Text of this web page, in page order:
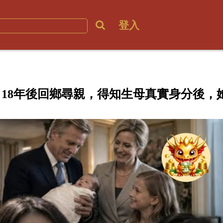
登入
年後回鄉尋親，得知生母真實身分後，